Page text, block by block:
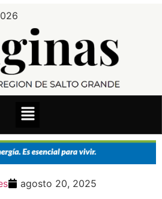
agosto 20, 2025